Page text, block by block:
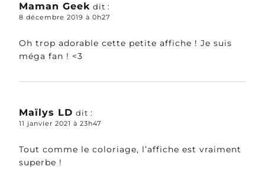
Maman Geek dit :
8 décembre 2019 à 0h27
Oh trop adorable cette petite affiche ! Je suis
méga fan ! <3
Maïlys LD dit :
11 janvier 2021 à 23h47
Tout comme le coloriage, l’affiche est vraiment
superbe !